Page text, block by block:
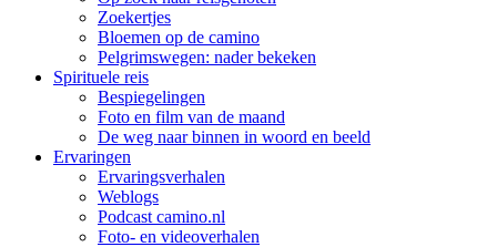
Zoekertjes
Bloemen op de camino
Pelgrimswegen: nader bekeken
Spirituele reis
Bespiegelingen
Foto en film van de maand
De weg naar binnen in woord en beeld
Ervaringen
Ervaringsverhalen
Weblogs
Podcast camino.nl
Foto- en videoverhalen